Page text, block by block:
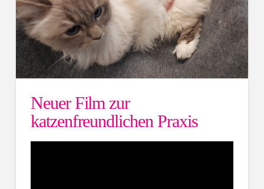
Neuer Film zur
katzenfreundlichen Praxis